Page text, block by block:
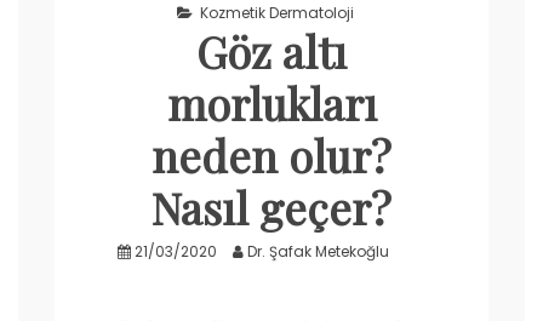
Kozmetik Dermatoloji
Göz altı
morlukları
neden olur?
Nasıl geçer?
21/03/2020 Dr. Şafak Metekoğlu